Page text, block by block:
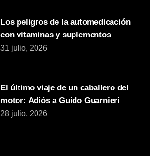
Los peligros de la automedicación
con vitaminas y suplementos
31 julio, 2026
El último viaje de un caballero del
motor: Adiós a Guido Guarnieri
28 julio, 2026